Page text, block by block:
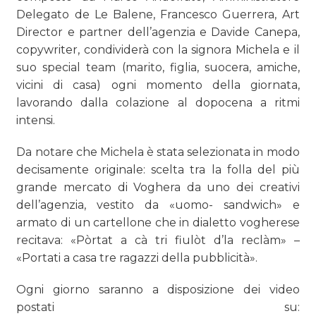
Delegato de Le Balene, Francesco Guerrera, Art
Director e partner dell’agenzia e Davide Canepa,
copywriter, condividerà con la signora Michela e il
suo special team (marito, figlia, suocera, amiche,
vicini di casa) ogni momento della giornata,
lavorando dalla colazione al dopocena a ritmi
intensi.
Da notare che Michela è stata selezionata in modo
decisamente originale: scelta tra la folla del più
grande mercato di Voghera da uno dei creativi
dell’agenzia, vestito da «uomo- sandwich» e
armato di un cartellone che in dialetto vogherese
recitava: «Pòrtat a cà tri fiulòt d’la reclàm» –
«Portati a casa tre ragazzi della pubblicità».
Ogni giorno saranno a disposizione dei video
postati su: